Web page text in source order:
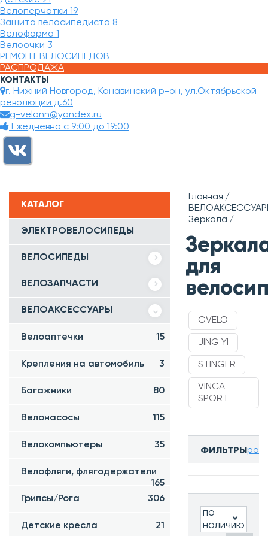
Велоперчатки 19
Защита велосипедиста 8
Велоформа 1
Велоочки 3
РЕМОНТ ВЕЛОСИПЕДОВ
РАСПРОДАЖА
КОНТАКТЫ
г. Нижний Новгород, Канавинский р-он, ул.Октябрьской
революции д.60
g-velonn@yandex.ru
Ежедневно с 9:00 до 19:00
КАТАЛОГ
ЭЛЕКТРОВЕЛОСИПЕДЫ
ВЕЛОСИПЕДЫ
ВЕЛОЗАПЧАСТИ
ВЕЛОАКСЕССУАРЫ
Велоаптечки 15
Крепления на автомобиль 3
Багажники 80
Велонасосы 115
Велокомпьютеры 35
Велофляги, флягодержатели
165
Грипсы/Рога
306
Детские кресла 21
Главная
Зеркала
для
GVELO
JING YI
STINGER
VINCA
SPORT
ФИЛЬТРЫ
по
наличию